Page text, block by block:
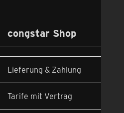
congstar Shop
Lieferung & Zahlung
Tarife mit Vertrag